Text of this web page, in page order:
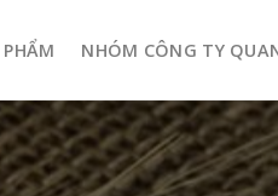
NHÓM CÔNG TY